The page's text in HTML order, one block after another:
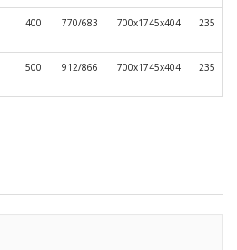
400 770/683 700х1745х404 235
500 912/866 700х1745х404 235